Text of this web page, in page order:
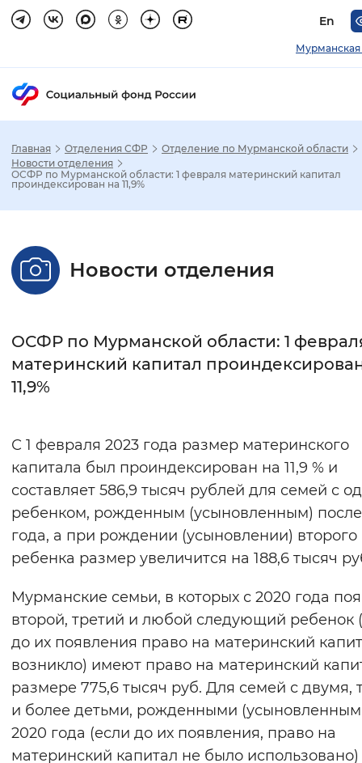
En
Мурманская
Стандартный Увеличенный
Без засечек С засечками
Цвет сайта
Монохромный Инверсивный
Синий фон
Включены Выключены
Звуковой ассистент
Воспроизвести Остановить
Вернуть стандартные настройки
Главная Отделения СФР
Отделение по Мурманской области
Новости отделения
ОСФР по Мурманской области: 1 февраля материнский капитал
проиндексирован на 11,9%
Новости отделения
ОСФР по Мурманской области: 1
материнский капитал
11,9%
С 1 февраля 2023 года размер материнского
капитала был проиндексирован на 11,9 % и
составляет 586,9 тысяч рублей для семей с
ребенком, рожденным (усыновленным)
года, а при рождении (усыновлении) второго
ребенка размер увеличится на 188,6 тысяч
Мурманские семьи, в которых с 2020 года
второй, третий и любой следующий ребенок
до их появления право на материнский
возникло) имеют право на материнский
размере 775,6 тысяч руб. Для семей с двумя,
и более детьми, рожденными
2020 года (если до их появления, право на
материнский капитал не было использовано)